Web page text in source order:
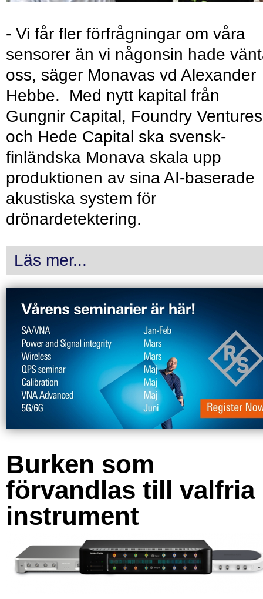
- Vi får fler förfrågningar om våra
sensorer än vi någonsin hade
oss, säger Monavas vd Alexander
Hebbe. Med nytt kapital från
Gungnir Capital, Foundry Ventures
och Hede Capital ska svensk-
finländska Monava skala upp
produktionen av sina AI-baserade
akustiska system för
drönardetektering.
Läs mer...
Burken som
förvandlas till valfria
instrument